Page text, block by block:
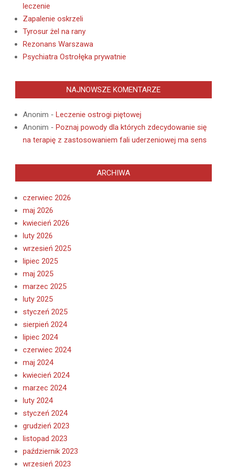
leczenie
Zapalenie oskrzeli
Tyrosur żel na rany
Rezonans Warszawa
Psychiatra Ostrołęka prywatnie
NAJNOWSZE KOMENTARZE
Anonim - Leczenie ostrogi piętowej
Anonim - Poznaj powody dla których zdecydowanie się
na terapię z zastosowaniem fali uderzeniowej ma sens
ARCHIWA
czerwiec 2026
maj 2026
kwiecień 2026
luty 2026
wrzesień 2025
lipiec 2025
maj 2025
marzec 2025
luty 2025
styczeń 2025
sierpień 2024
lipiec 2024
czerwiec 2024
maj 2024
kwiecień 2024
marzec 2024
luty 2024
styczeń 2024
grudzień 2023
listopad 2023
październik 2023
wrzesień 2023